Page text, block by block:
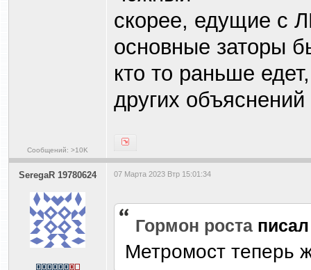
Сообщений: >10K
скорее, едущие с
основные заторы
кто то раньше
других
SeregaR 19780624 07 Марта 2023 Втр 15:01:34
Гормон роста
Метромост теперь